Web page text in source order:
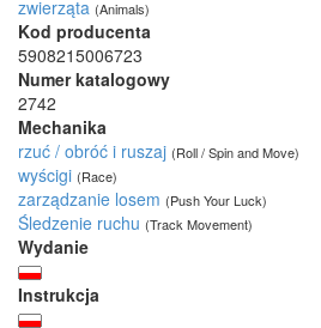
zwierząta (Animals)
Kod producenta
5908215006723
Numer katalogowy
2742
Mechanika
rzuć / obróć i ruszaj (Roll / Spin and Move)
wyścigi (Race)
zarządzanie losem (Push Your Luck)
Śledzenie ruchu (Track Movement)
Wydanie
Instrukcja